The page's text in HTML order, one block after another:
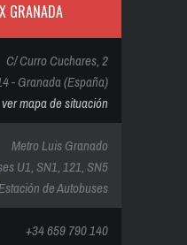
GRANADA
C/ Curro Cuchares, 2
- Granada (España)
ver mapa de situación
Metro Luis Granado
U1, SN1, 121, SN5
de Autobuses
+34 659 790 140